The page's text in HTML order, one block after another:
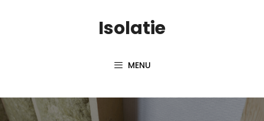
Isolatie
MENU